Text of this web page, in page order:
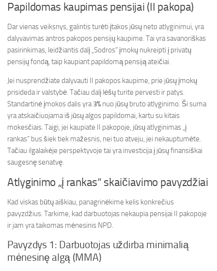
Papildomas kaupimas pensijai (II pakopa)
Dar vienas veiksnys, galintis turėti įtakos jūsų neto atlyginimui, yra
dalyvavimas antros pakopos pensijų kaupime. Tai yra savanoriškas
pasirinkimas, leidžiantis dalį „Sodros“ įmokų nukreipti į privatų
pensijų fondą, taip kaupiant papildomą pensiją ateičiai.
Jei nusprendžiate dalyvauti II pakopos kaupime, prie jūsų įmokų
prisideda ir valstybė. Tačiau dalį lėšų turite pervesti ir patys.
Standartinė įmokos dalis yra3% nuo jūsų bruto atlyginimo. Ši suma
yra atskaičiuojama iš jūsų algos papildomai, kartu su kitais
mokesčiais. Taigi, jei kaupiate II pakopoje, jūsų atlyginimas „į
rankas“ bus šiek tiek mažesnis, nei tuo atveju, jei nekauptumėte.
Tačiau ilgalaikėje perspektyvoje tai yra investicija į jūsų finansiškai
saugesnę senatvę.
Atlyginimo „į rankas“ skaičiavimo pavyzdžiai
Kad viskas būtų aiškiau, panagrinėkime kelis konkrečius
pavyzdžius. Tarkime, kad darbuotojas nekaupia pensijai II pakopoje
ir jam yra taikomas mėnesinis NPD.
Pavyzdys 1: Darbuotojas uždirba minimalią
mėnesinę algą (MMA)